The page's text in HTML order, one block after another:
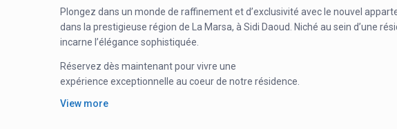
Plongez dans un monde de raffinement et d’exclusivité avec le nouvel
dans la prestigieuse région de La Marsa, à Sidi Daoud. Niché au sein d’une
incarne l’élégance sophistiquée.
Réservez dès maintenant pour vivre une
expérience exceptionnelle au coeur de notre résidence.
View more